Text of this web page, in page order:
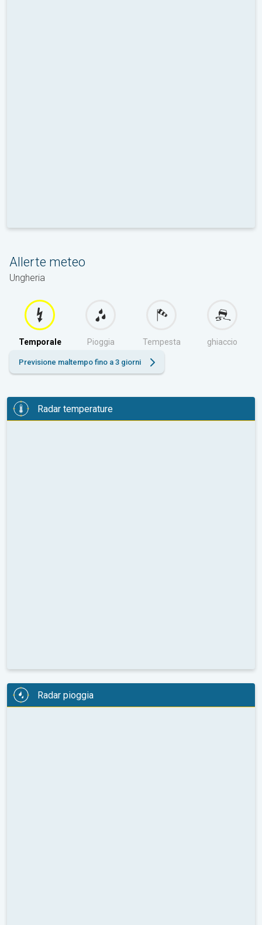
Allerte meteo
Ungheria
Temporale Pioggia Tempesta ghiaccio
Previsione maltempo fino a 3 giorni
Radar temperature
Radar pioggia